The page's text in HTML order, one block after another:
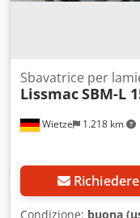
Wietze 1.218 km
Sbavatrice per
LissmacSBM-L
Richiedere
Condizione: buona